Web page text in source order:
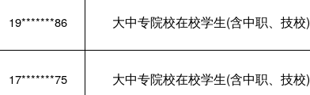
19*******86 大中专院校在校学生(含中职、技校)
17*******75 大中专院校在校学生(含中职、技校)